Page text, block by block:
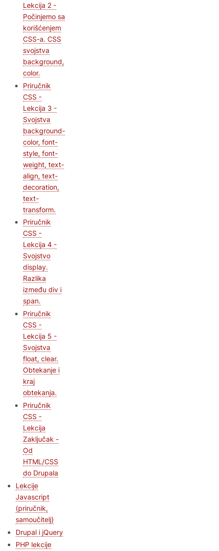
Lekcija 2 -
Počinjemo sa
korišćenjem
CSS-a. CSS
svojstva
background,
color.
Priručnik
CSS -
Lekcija 3 -
Svojstva
background-
color, font-
style, font-
weight, text-
align, text-
decoration,
text-
transform.
Priručnik
CSS -
Lekcija 4 -
Svojstvo
display.
Razlika
između div i
span.
Priručnik
CSS -
Lekcija 5 -
Svojstva
float, clear.
Obtekanje i
kraj
obtekanja.
Priručnik
CSS -
Lekcija
Zaključak -
Od
HTML/CSS
do Drupala
Lekcije
Javascript
(priručnik,
samoučitelj)
Drupal i jQuery
PHP lekcije